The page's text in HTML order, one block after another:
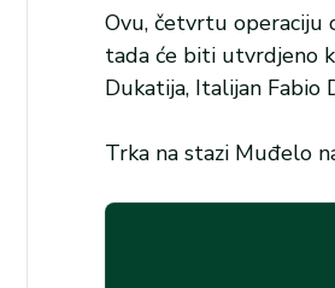
Ovu, četvrtu operaciju
tada će biti utvrdjeno
Dukatija, Italijan Fabio
Trka na stazi Muđelo